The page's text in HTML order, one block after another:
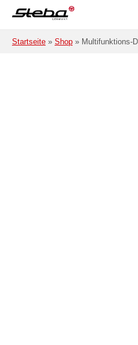
Zum Hauptinhalt springen
Startseite » Shop » Multifunktions-